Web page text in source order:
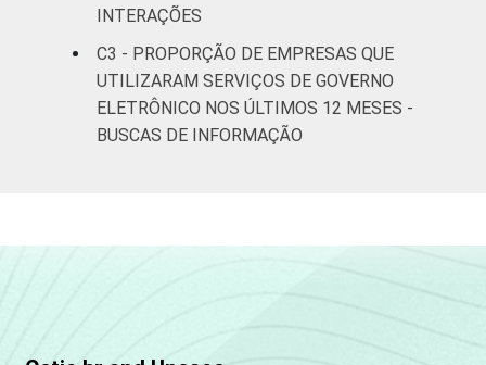
Alojamento e
alimentação
Atividades
imobiliárias;
INTERAÇÕES
C3 - PROPORÇÃO DE EMPRESAS QUE
UTILIZARAM SERVIÇOS DE GOVERNO
ELETRÔNICO NOS ÚLTIMOS 12 MESES -
BUSCAS DE INFORMAÇÃO